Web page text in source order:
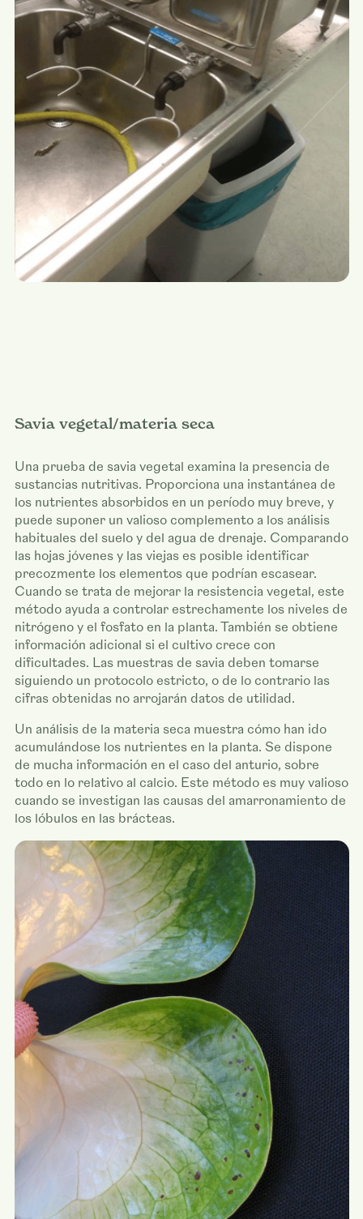
Savia vegetal/materia seca
Una prueba de savia vegetal examina la presencia de
sustancias nutritivas. Proporciona una instantánea de
los nutrientes absorbidos en un período muy breve, y
puede suponer un valioso complemento a los análisis
habituales del suelo y del agua de drenaje. Comparando
las hojas jóvenes y las viejas es posible identificar
precozmente los elementos que podrían escasear.
Cuando se trata de mejorar la resistencia vegetal, este
método ayuda a controlar estrechamente los niveles de
nitrógeno y el fosfato en la planta. También se obtiene
información adicional si el cultivo crece con
dificultades. Las muestras de savia deben tomarse
siguiendo un protocolo estricto, o de lo contrario las
cifras obtenidas no arrojarán datos de utilidad.
Un análisis de la materia seca muestra cómo han ido
acumulándose los nutrientes en la planta. Se dispone
de mucha información en el caso del anturio, sobre
todo en lo relativo al calcio. Este método es muy valioso
cuando se investigan las causas del amarronamiento de
los lóbulos en las brácteas.